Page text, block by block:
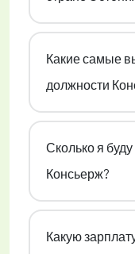
Какие самые
должности
Сколько я
Консьерж?
Какую